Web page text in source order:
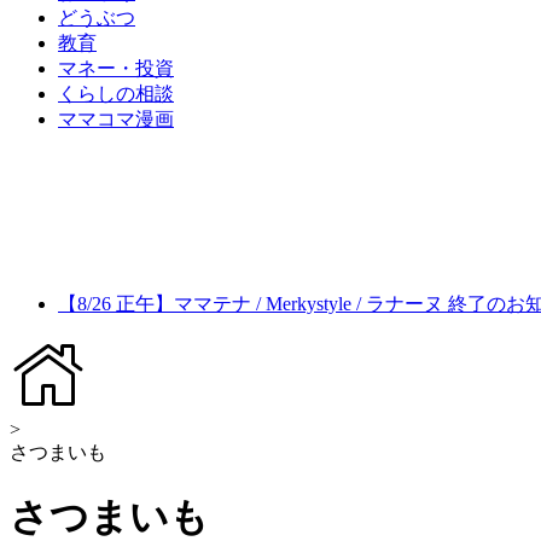
どうぶつ
教育
マネー・投資
くらしの相談
ママコマ漫画
【8/26 正午】ママテナ / Merkystyle / ラナーヌ 終了のお
>
さつまいも
さつまいも